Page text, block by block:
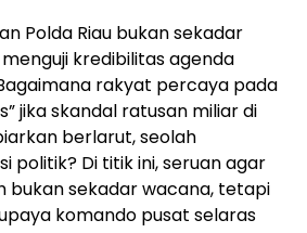
Polda Riau bukan sekadar
kredibilitas agenda
rakyat percaya pada
jika skandal ratusan miliar di
berlarut, seolah
politik? Di titik ini, seruan agar
bukan sekadar wacana, tetapi
komando pusat selaras